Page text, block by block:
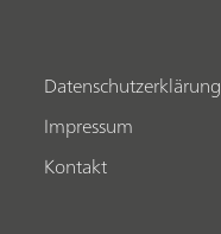
Datenschutzerklärung
Impressum
Kontakt